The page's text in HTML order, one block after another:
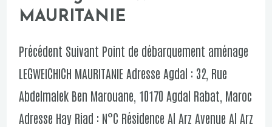
MAURITANIE
Précédent Suivant Point de débarquement aménage
LEGWEICHICH MAURITANIE Adresse Agdal : 32, Rue
Abdelmalek Ben Marouane, 10170 Agdal Rabat, Maroc
Adresse Hay Riad : N°C Résidence Al Arz Avenue Al Arz
débarquement
aménage